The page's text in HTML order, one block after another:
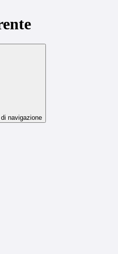
di navigazione